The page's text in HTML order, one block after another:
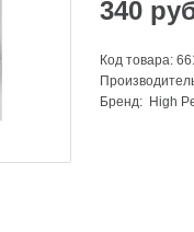
340
Код товара:
Бренд: High